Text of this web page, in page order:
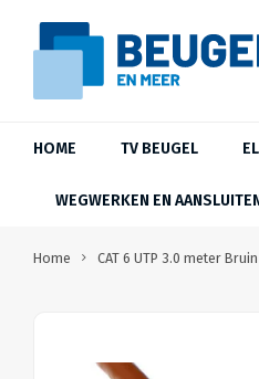
HOME TV BEUGEL
WEGWERKEN EN
Home CAT 6 UTP 3.0 meter Bruin